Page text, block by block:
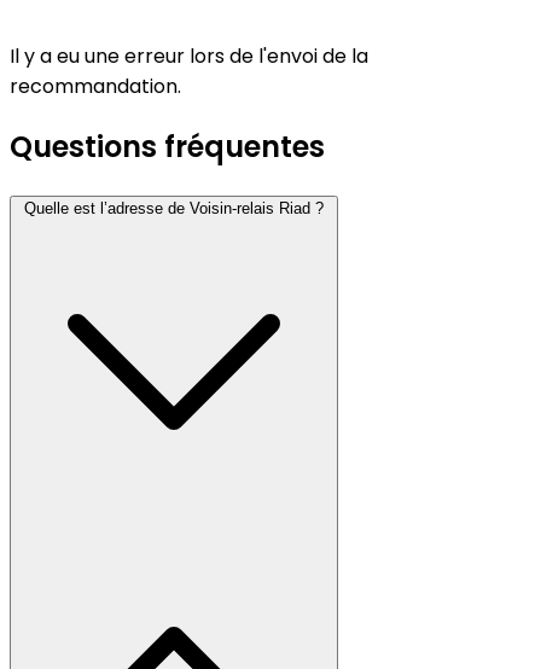
Il y a eu une erreur lors de l'envoi de la
recommandation.
Questions fréquentes
Quelle est l’adresse de Voisin-relais Riad ?